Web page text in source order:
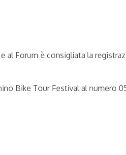
al Forum è consigliata la
Bike Tour Festival al numero